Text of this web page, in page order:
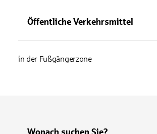
Öffentliche Verkehrsmittel
in der Fußgängerzone